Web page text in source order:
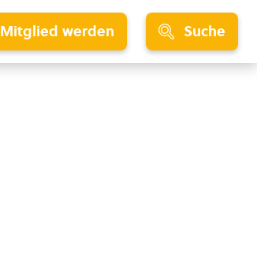
Mitglied werden Suche